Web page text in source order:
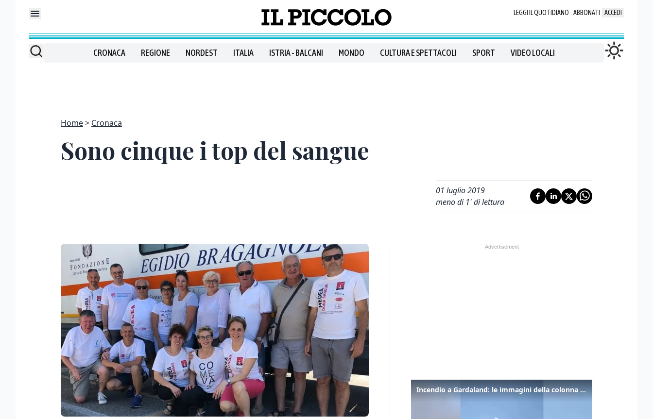
LEGGI IL QUOTIDIANO ABBONATI ACCEDI
CRONACA REGIONE NORDEST ITALIA ISTRIA - BALCANI MONDO CULTURA E SPETTACOLI SPORT VIDEO LOCALI
Home Cronaca
Sono cinque i top del sangue
01 luglio 2019
meno di 1' di lettura
Incendio a Gardaland: le immagini della colonna di fumo